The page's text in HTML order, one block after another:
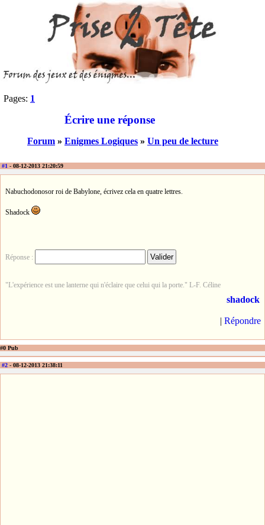
Pages: 1
Écrire une réponse
Forum » Enigmes Logiques » Un peu de lecture
#1 - 08-12-2013 21:20:59
Nabuchodonosor roi de Babylone, écrivez cela en quatre lettres.
Shadock
Réponse :
"L'expérience est une lanterne qui n'éclaire que celui qui la porte." L-F. Céline
shadock
| Répondre
#0 Pub
#2 - 08-12-2013 21:38:11